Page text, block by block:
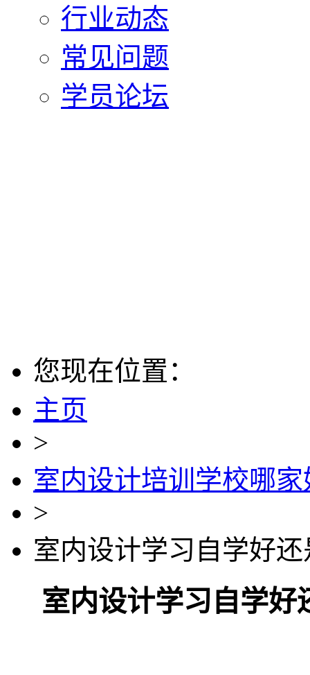
行业动态
常见问题
学员论坛
您现在位置：
主页
>
室内设计培训学校哪家
>
室内设计学习自学好
室内设计学习自学好